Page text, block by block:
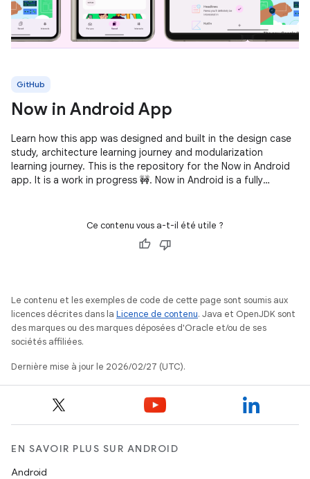
GitHub
Now in Android App
Learn how this app was designed and built in the design case
study, architecture learning journey and modularization
learning journey. This is the repository for the Now in Android
app. It is a work in progress 🚧. Now in Android is a fully
Ce contenu vous a-t-il été utile ?
Le contenu et les exemples de code de cette page sont soumis aux
licences décrites dans la Licence de contenu. Java et OpenJDK sont
des marques ou des marques déposées d'Oracle et/ou de ses
sociétés affiliées.
Dernière mise à jour le 2026/02/27 (UTC).
EN SAVOIR PLUS SUR ANDROID
Android